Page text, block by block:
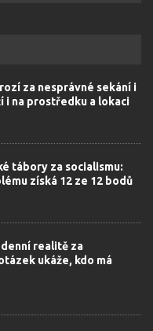
za nesprávné sekání i
i na prostředku a lokaci
tábory za socialismu:
získá 12 ze 12 bodů
realitě za
ukáže, kdo má